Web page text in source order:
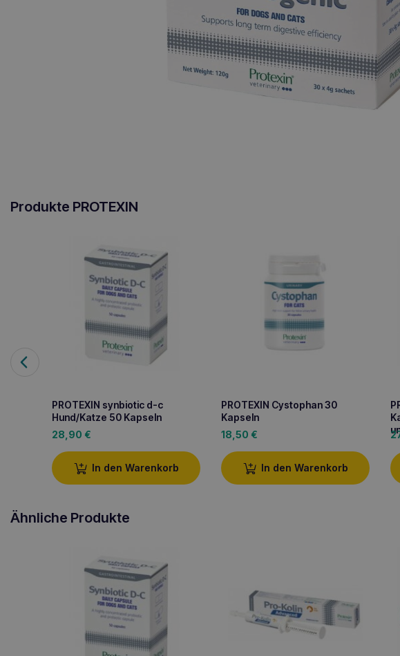
Produkte PROTEXIN
PROTEXIN synbiotic d-c
Hund/Katze 50 Kapseln
28,90 €
In den Warenkorb
PROTEXIN Cystophan 30
Kapseln
18,50 €
In den Warenkorb
Ähnliche Produkte